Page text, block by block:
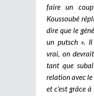
faire un coup
Koussoubé
dire que le
un putsch ».
vrai, on
tant que
relation avec
et c’est grâce